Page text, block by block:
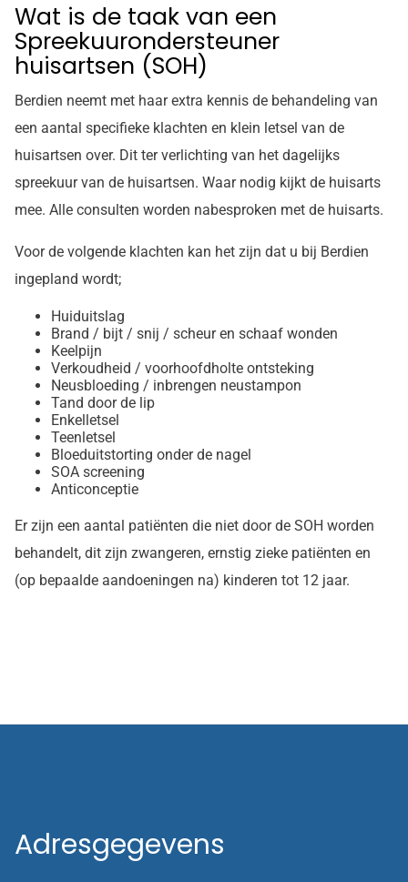
Wat is de taak van een
Spreekuurondersteuner
huisartsen (SOH)
Berdien neemt met haar extra kennis de behandeling van
een aantal specifieke klachten en klein letsel van de
huisartsen over. Dit ter verlichting van het dagelijks
spreekuur van de huisartsen. Waar nodig kijkt de huisarts
mee. Alle consulten worden nabesproken met de huisarts.
Voor de volgende klachten kan het zijn dat u bij Berdien
ingepland wordt;
Huiduitslag
Brand / bijt / snij / scheur en schaaf wonden
Keelpijn
Verkoudheid / voorhoofdholte ontsteking
Neusbloeding / inbrengen neustampon
Tand door de lip
Enkelletsel
Teenletsel
Bloeduitstorting onder de nagel
SOA screening
Anticonceptie
Er zijn een aantal patiënten die niet door de SOH worden
behandelt, dit zijn zwangeren, ernstig zieke patiënten en
(op bepaalde aandoeningen na) kinderen tot 12 jaar.
Adresgegevens